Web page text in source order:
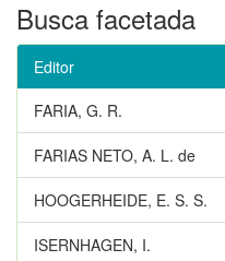
Busca facetada
Editor
FARIA, G. R.
FARIAS NETO, A. L. de
HOOGERHEIDE, E. S. S.
ISERNHAGEN, I.